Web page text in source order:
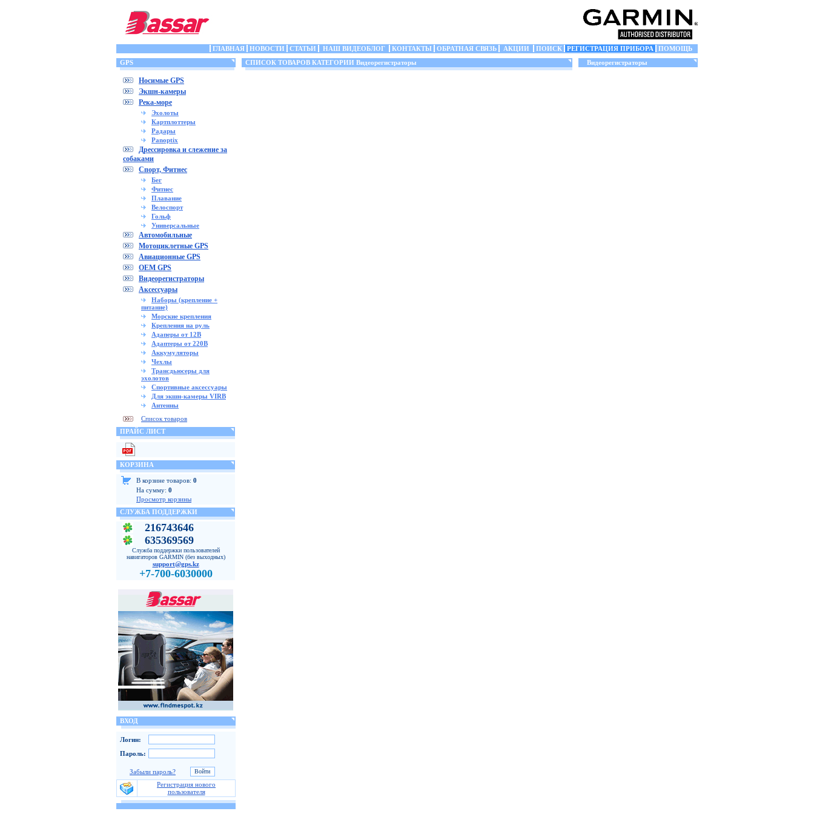
ГЛАВНАЯ НОВОСТИ СТАТЬИ НАШ ВИДЕОБЛОГ КОНТАКТЫ ОБРАТНАЯ СВЯЗЬ АКЦИИ ПОИСК РЕГИСТРАЦИЯ ПРИБОРА
ПОМОЩЬ
GPS
Носимые GPS
Экшн-камеры
Река-море
Эхолоты
Картплоттеры
Радары
Panoptix
Дрессировка и слежение за
собаками
Спорт, Фитнес
Бег
Фитнес
Плавание
Велоспорт
Гольф
Универсальные
Автомобильные
Мотоциклетные GPS
Авиационные GPS
OEM GPS
Видеорегистраторы
Аксессуары
Наборы (крепление +
питание)
Морские крепления
Крепления на руль
Адаперы от 12В
Адаптеры от 220В
Аккумуляторы
Чехлы
Трансдьюсеры для
эхолотов
Спортивные аксессуары
Для экшн-камеры VIRB
Антенны
Список товаров
ПРАЙС ЛИСТ
КОРЗИНА
В корзине товаров: 0
На сумму: 0
Просмотр корзины
СЛУЖБА ПОДДЕРЖКИ
216743646
635369569
Служба поддержки пользователей
навигаторов GARMIN (без выходных)
support@gps.kz
+7-700-6030000
ВХОД
Логин:
Пароль:
Забыли пароль?
Регистрация нового
пользователя
СПИСОК ТОВАРОВ КАТЕГОРИИ Видеорегистраторы Видеорегистраторы